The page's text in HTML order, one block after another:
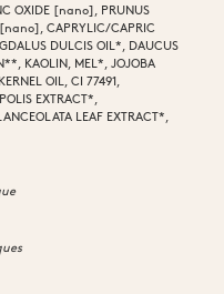
OXIDE [nano], PRUNUS
[nano], CAPRYLIC/CAPRIC
DULCIS OIL*, DAUCUS
KAOLIN, MEL*, JOJOBA
OIL, CI 77491,
EXTRACT*,
LEAF EXTRACT*,